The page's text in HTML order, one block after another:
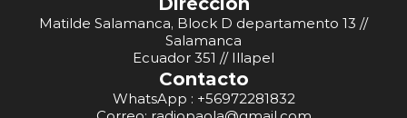
Matilde Salamanca, Block D departamento 13 //
Salamanca
Ecuador 351 // Illapel
Contacto
WhatsApp : +56972281832